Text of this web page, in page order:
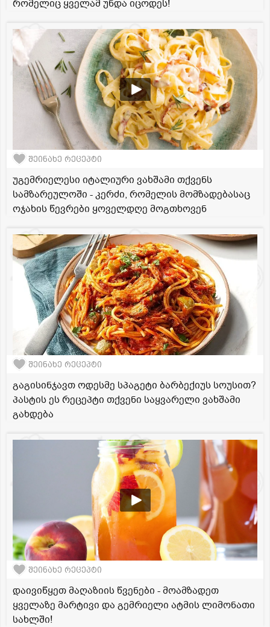
რომელიც ყველამ უნდა იცოდეს!
შეინახე რეცეპტი
უგემრიელესი იტალიური ვახშამი თქვენს
სამზარეულოში - კერძი, რომელის მომზადებასაც
ოჯახის წევრები ყოველდღე მოგთხოვენ
შეინახე რეცეპტი
გაგისინჯავთ ოდესმე სპაგეტი ბარბექიუს სოუსით?
პასტის ეს რეცეპტი თქვენი საყვარელი ვახშამი
გახდება
შეინახე რეცეპტი
დაივიწყეთ მაღაზიის წვენები - მოამზადეთ
ყველაზე მარტივი და გემრიელი ატმის ლიმონათი
სახლში!